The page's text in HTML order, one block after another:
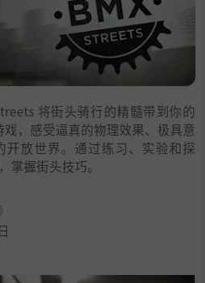
将街头骑行的精髓带到你的
戏，感受逼真的物理效果、极具意
开放世界。通过练习、实验和探
掌握街头技巧。